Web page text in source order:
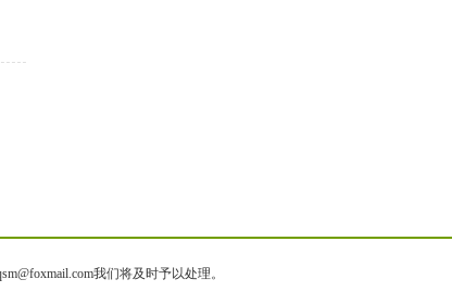
我们将及时予以处理。